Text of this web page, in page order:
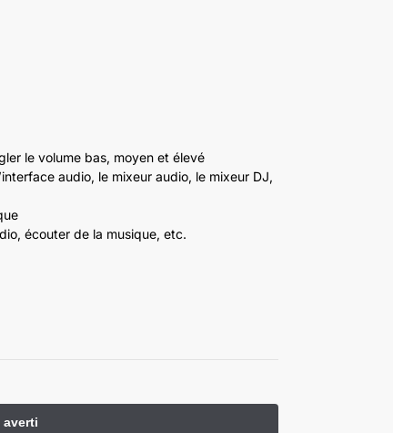
le volume bas, moyen et élevé
audio, le mixeur audio, le mixeur DJ,
écouter de la musique, etc.